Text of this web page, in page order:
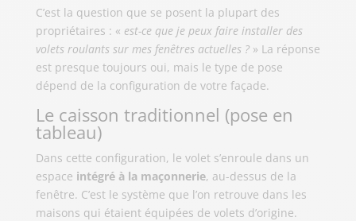
C’est la question que se posent la plupart des
propriétaires : « est-ce que je peux faire installer des
volets roulants sur mes fenêtres actuelles ?» La réponse
est presque toujours oui, mais le type de pose
dépend de la configuration de votre façade.
Le caisson traditionnel (pose en
tableau)
Dans cette configuration, le volet s’enroule dans un
espace intégré à la maçonnerie, au-dessus de la
fenêtre. C’est le système que l’on retrouve dans les
maisons qui étaient équipées de volets d’origine.